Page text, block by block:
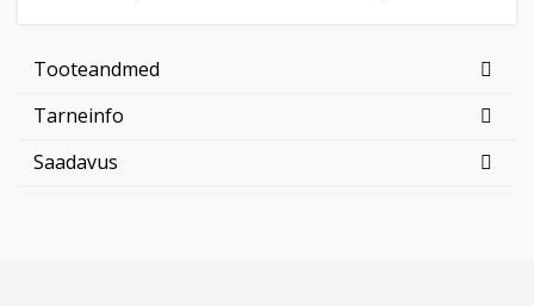
Tooteandmed
Tarneinfo
Saadavus